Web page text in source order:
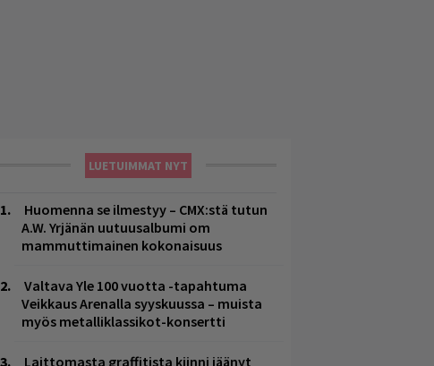
LUETUIMMAT NYT
Huomenna se ilmestyy – CMX:stä tutun
A.W. Yrjänän uutuusalbumi om
mammuttimainen kokonaisuus
Valtava Yle 100 vuotta -tapahtuma
Veikkaus Arenalla syyskuussa – muista
myös metalliklassikot-konsertti
Laittomasta graffitista kiinni jäänyt